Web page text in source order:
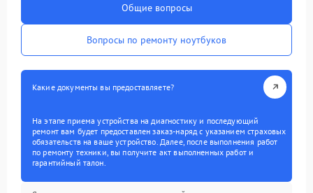
Общие вопросы
Вопросы по ремонту ноутбуков
Какие документы вы предоставляете?
На этапе приема устройства на диагностику и последующий
ремонт вам будет предоставлен заказ-наряд с указанием страховых
обязательств на ваше устройство. Далее, после выполнения работ
по ремонту техники, вы получите акт выполненных работ и
гарантийный талон.